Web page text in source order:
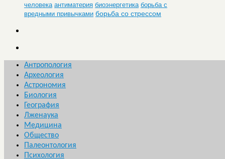
человека антиматерия биоэнергетика борьба с
вредными привычками борьба со стрессом
Антропология
Археология
Астрономия
Биология
География
Лженаука
Медицина
Общество
Палеонтология
Психология